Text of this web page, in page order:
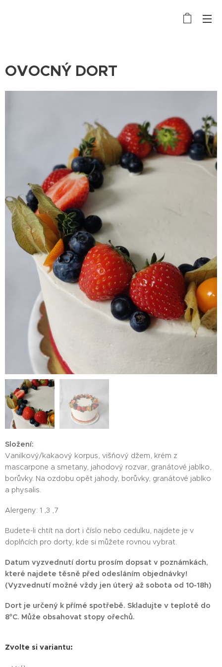
OVOCNÝ DORT
Složení:
Vanilkový/kakaový korpus, višňový džem, krém z
mascarpone a smetany, jahodový rozvar, granátové jablko,
borůvky. Na ozdobu opět jahody, borůvky, granátové jablko
a physalis.
Alergeny: 1 ,3 ,7
Budete-li chtít na dort i číslo nebo cedulku, najdete je v
doplňcích pro dorty, kde si můžete rovnou vybrat.
Datum vyzvednutí dortu prosím dopsat v poznámkách,
které najdete těsně před odesláním objednávky!
(Vyzvednutí možné vždy jen úterý až sobota od 10-18h)
Dort je určený k přímé spotřebě. Skladujte v teplotě do
8°C. Může obsahovat stopy ořechů.
Zvolte si variantu: